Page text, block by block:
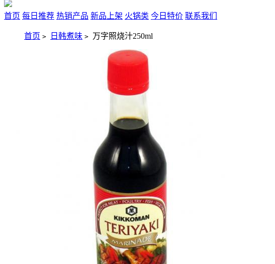
首页 每日推荐 热销产品 新品上架 火锅类 今日特价 联系我们
首页 > 日韩煮味 > 万字照烧汁250ml